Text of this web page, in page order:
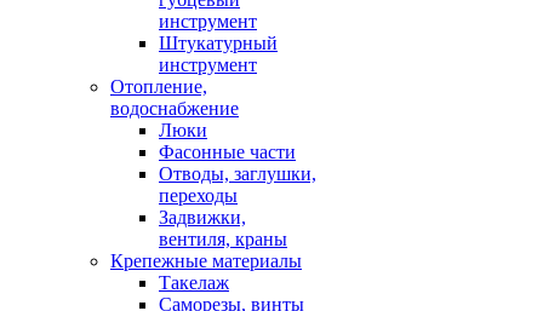
инструмент
Штукатурный
инструмент
Отопление,
водоснабжение
Люки
Фасонные части
Отводы, заглушки,
переходы
Задвижки,
вентиля, краны
Крепежные материалы
Такелаж
Саморезы, винты